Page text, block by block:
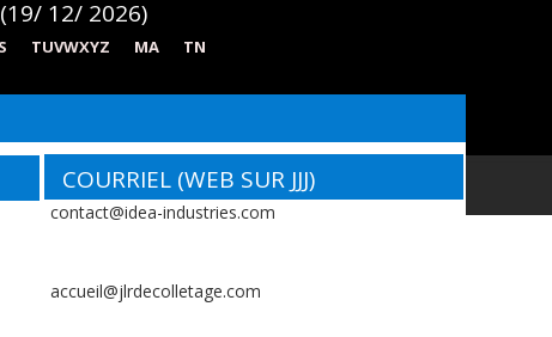
(19/ 12/ 2026)
TUVWXYZ MA TN
COURRIEL (WEB SUR JJJ)
contact@idea-industries.com
accueil@jlrdecolletage.com